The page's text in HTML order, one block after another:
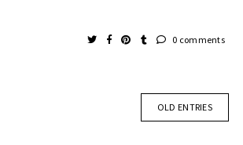
0 comments
OLD ENTRIES